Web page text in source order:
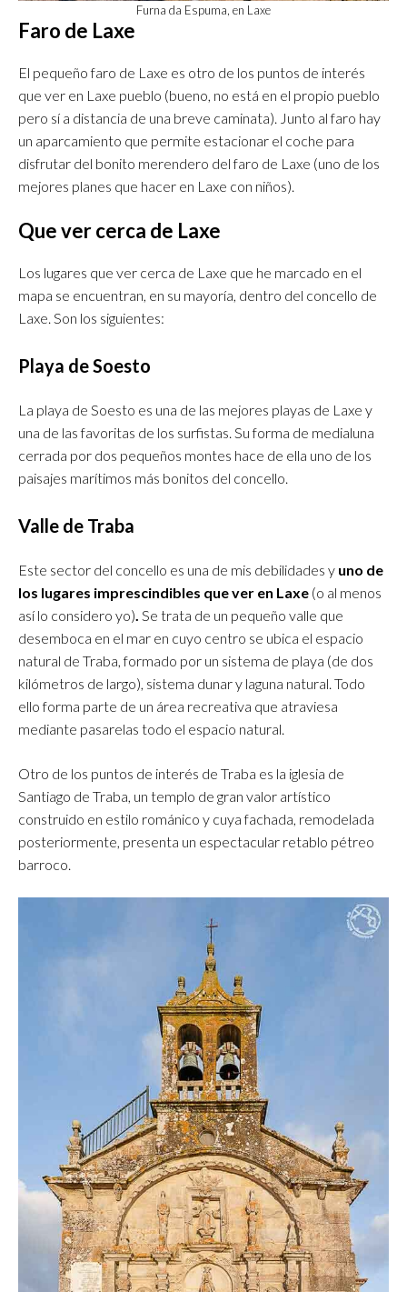
Furna da Espuma, en Laxe
Faro de Laxe
El pequeño faro de Laxe es otro de los puntos de interés
que ver en Laxe pueblo (bueno, no está en el propio pueblo
pero sí a distancia de una breve caminata). Junto al faro hay
un aparcamiento que permite estacionar el coche para
disfrutar del bonito merendero del faro de Laxe (uno de los
mejores planes que hacer en Laxe con niños).
Que ver cerca de Laxe
Los lugares que ver cerca de Laxe que he marcado en el
mapa se encuentran, en su mayoría, dentro del concello de
Laxe. Son los siguientes:
Playa de Soesto
La playa de Soesto es una de las mejores playas de Laxe y
una de las favoritas de los surfistas. Su forma de medialuna
cerrada por dos pequeños montes hace de ella uno de los
paisajes marítimos más bonitos del concello.
Valle de Traba
Este sector del concello es una de mis debilidades y uno de
los lugares imprescindibles que ver en Laxe (o al menos
así lo considero yo). Se trata de un pequeño valle que
desemboca en el mar en cuyo centro se ubica el espacio
natural de Traba, formado por un sistema de playa (de dos
kilómetros de largo), sistema dunar y laguna natural. Todo
ello forma parte de un área recreativa que atraviesa
mediante pasarelas todo el espacio natural.
Otro de los puntos de interés de Traba es la iglesia de
Santiago de Traba, un templo de gran valor artístico
construido en estilo románico y cuya fachada, remodelada
posteriormente, presenta un espectacular retablo pétreo
barroco.